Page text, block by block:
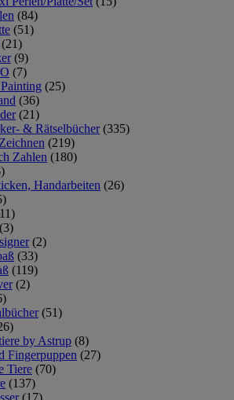
(84)
(51)
(21)
(9)
(7)
(25)
(36)
(21)
& Rätselbücher (335)
(219)
Zahlen (180)
Handarbeiten (26)
(3)
(2)
(33)
(119)
(2)
(51)
by Astrup (8)
Fingerpuppen (27)
Tiere (70)
(137)
(17)